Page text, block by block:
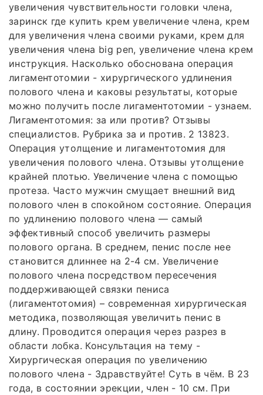
увеличения чувствительности головки члена,
заринск где купить крем увеличение члена, крем
для увеличения члена своими руками, крем для
увеличения члена big pen, увеличение члена крем
инструкция. Насколько обоснована операция
лигаментотомии - хирургического удлинения
полового члена и каковы результаты, которые
можно получить после лигаментотомии - узнаем.
Лигаментотомия: за или против? Отзывы
специалистов. Рубрика за и против. 2 13823.
Операция утолщение и лигаментотомия для
увеличения полового члена. Отзывы утолщение
крайней плотью. Увеличение члена с помощью
протеза. Часто мужчин смущает внешний вид
полового член в спокойном состояние. Операция
по удлинению полового члена — самый
эффективный способ увеличить размеры
полового органа. В среднем, пенис после нее
становится длиннее на 2-4 см. Увеличение
полового члена посредством пересечения
поддерживающей связки пениса
(лигаментотомия) – современная хирургическая
методика, позволяющая увеличить пенис в
длину. Проводится операция через разрез в
области лобка. Консультация на тему -
Хирургическая операция по увеличению
полового члена - Здравствуйте! Суть в чём. В 23
года, в состоянии эрекции, член - 10 см. При